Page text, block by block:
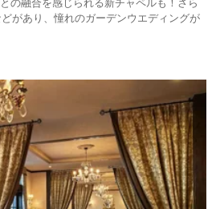
があり、憧れのガーデンウエディングが